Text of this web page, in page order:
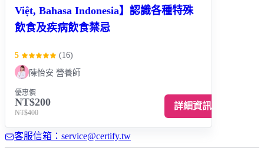
Việt, Bahasa Indonesia】認識各種特殊
飲食及疾病飲食禁忌
5 (16)
陳怡安 營養師
優惠價
NT$200
NT$400
詳細資訊
客服信箱：service@certify.tw